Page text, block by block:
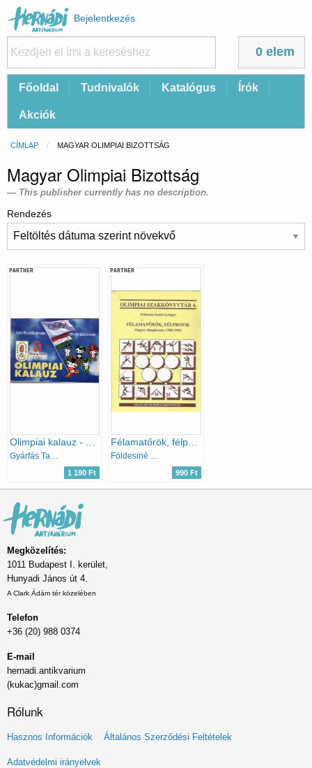
Felhasználói
fiók
menüje
Bejelentkezés
0 elem
FőFőoldal Tudnivalók Katalógus Írók
Akciók
Morzsa
CÍMLAP CURRENT:
MAGYAR OLIMPIAI BIZOTTSÁG
Magyar Olimpiai Bizottság
This publisher currently has no description.
Rendezés
PARTNER
1 190 Ft
PARTNER
990 Ft
Megközelítés:
1011 Budapest I. kerület,
Hunyadi János út 4.
A Clark Ádám tér közelében
Telefon
+36 (20) 988 0374
E-mail
hernadi.antikvarium
(kukac)gmail.com
Rólunk
Lábléc
menü
Hasznos Információk Általános Szerződési Feltételek
Adatvédelmi irányelvek